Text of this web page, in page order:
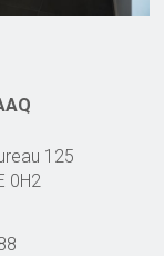
125
0H2